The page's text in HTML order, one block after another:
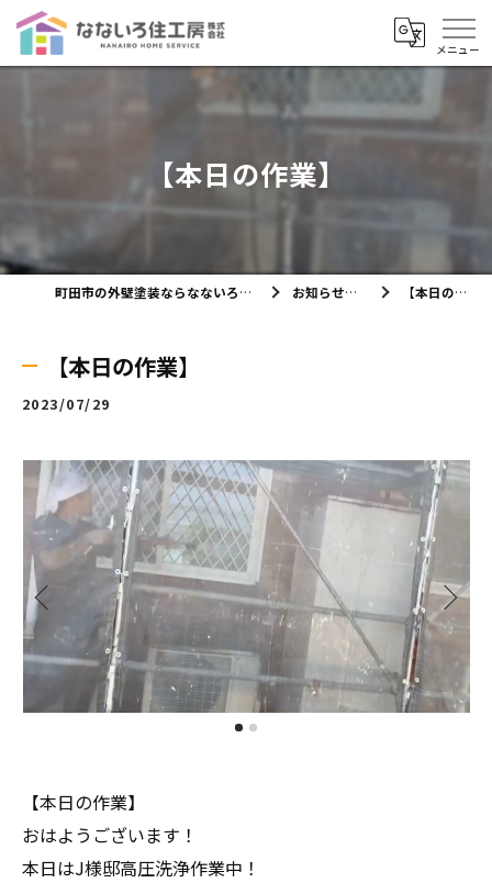
【本日の作業】
町田市の外壁塗装ならなないろ住工房株式会社 お知らせ・ブログ 【本日の作業】
【本日の作業】
2023/07/29
【本日の作業】
おはようございます！
本日はJ様邸高圧洗浄作業中！